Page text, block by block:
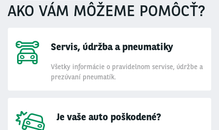
AKO VÁM MÔŽEME POMÔCŤ?
Servis, údržba a pneumatiky
Všetky informácie o pravidelnom servise, údržbe a
prezúvaní pneumatík.
Je vaše auto poškodené?